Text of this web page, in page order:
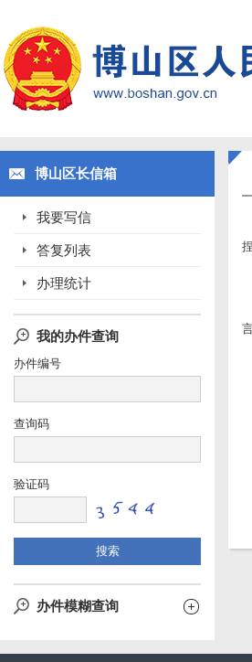
博山区长信箱
我要写信
答复列表
办理统计
我的办件查询
办件编号
查询码
验证码
办件模糊查询